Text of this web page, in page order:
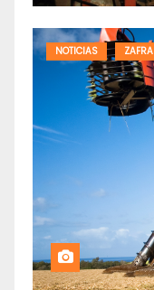
NOTICIAS ZAFRA